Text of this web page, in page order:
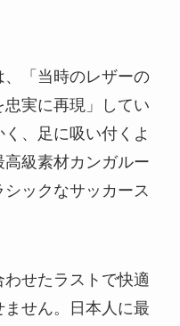
「当時のレザーの
実に再現」してい
、足に吸い付くよ
級素材カンガルー
ックなサッカース
せたラストで快適
せん。日本人に最